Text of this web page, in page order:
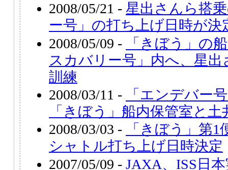
2008/05/21 - 星出さんら搭
ー号」の打ち上げ日時が決
2008/05/09 -
「きぼう」の
スカバリー号」内へ、星
訓練
2008/03/11 -
「エンデバー
「きぼう」船内保管室と
2008/03/03 -
「きぼう」第
シャトル打ち上げ日時決定
2007/05/09 - JAXA、ISS日